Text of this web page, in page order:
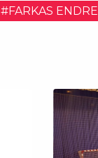
#FARKAS ENDRE